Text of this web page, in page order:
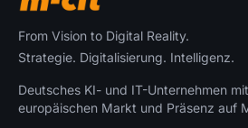
From Vision to Digital Reality.
Strategie. Digitalisierung. Intelligenz.
Deutsches KI- und IT-Unternehmen
europäischen Markt und Präsenz auf